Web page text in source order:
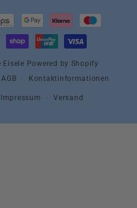
Eisele Powered by Shopify
AGB Kontaktinformationen
Impressum Versand